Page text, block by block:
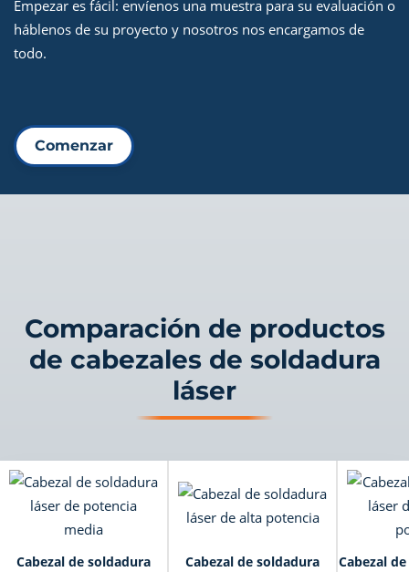
Empezar es fácil: envíenos una muestra para su evaluación o
háblenos de su proyecto y nosotros nos encargamos de
todo.
Comenzar
Comparación de productos
de cabezales de soldadura
láser
Cabezal de soldadura
Cabezal de soldadura
Cabezal